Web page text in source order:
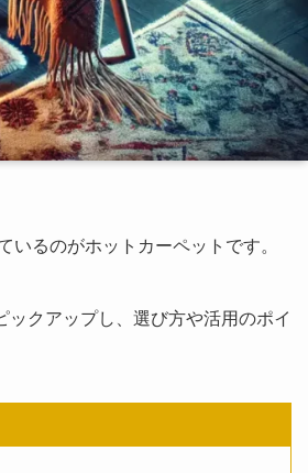
るのがホットカーペットです。
ックアップし、選び方や活用のポイ